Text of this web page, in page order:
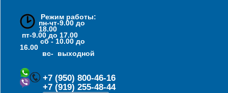
Режим работы:
пн-чт-9.00 до
18.00
пт-9.00 до 17.00
сб - 10.00 до
16.00
вс- выходной
+7 (950) 800-46-16
+7 (919) 255-48-44